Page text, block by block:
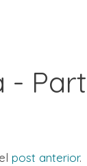
-
post anterior.